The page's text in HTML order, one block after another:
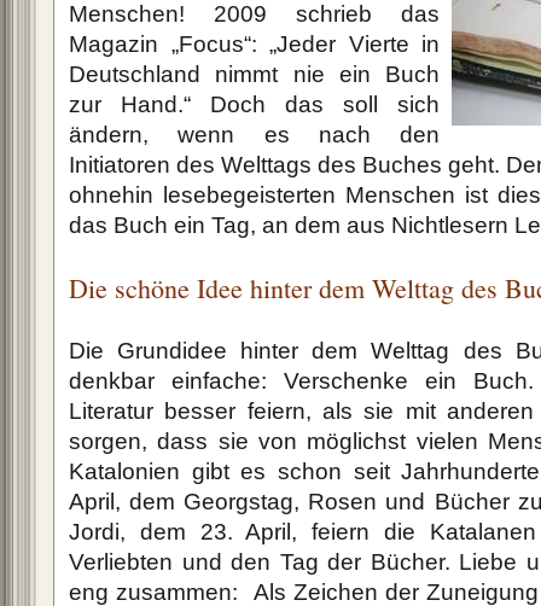
Menschen! 2009 schrieb das
Magazin „Focus“: „Jeder Vierte in
Deutschland nimmt nie ein Buch
zur Hand.“ Doch das soll sich
ändern, wenn es nach den
Initiatoren des Welttags des Buches geht.
ohnehin lesebegeisterten Menschen ist
das Buch ein Tag, an dem aus Nichtlesern
Die schöne Idee hinter dem Welttag des
Die Grundidee hinter dem Welttag des
denkbar einfache: Verschenke ein
Literatur besser feiern, als sie mit
sorgen, dass sie von möglichst vielen
Katalonien gibt es schon seit
April, dem Georgstag, Rosen und Bücher
Jordi, dem 23. April, feiern die
Verliebten und den Tag der Bücher. Liebe
eng zusammen: Als Zeichen der